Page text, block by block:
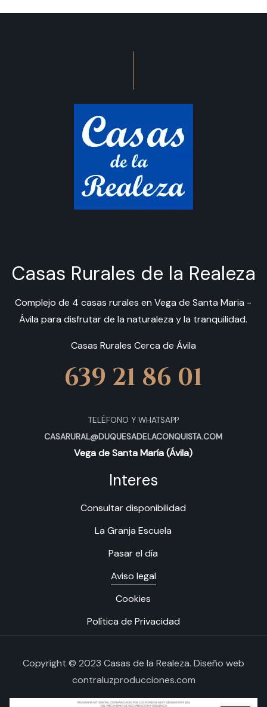
Casas Rurales de la Realeza
Complejo de 4 casas rurales en Vega de Santa Maria -
Ávila para disfrutar de la naturaleza y la tranquilidad.
Casas Rurales Cerca de Ávila
639 21 86 01
TELÉFONO Y WHATSAPP
CASARURAL@DUQUESADELACONQUISTA.COM
Vega de Santa María (Ávila)
Interes
Consultar disponibilidad
La Granja Escuela
Pasar el día
Aviso legal
Cookies
Política de Privacidad
Copyright © 2023 Casas de la Realeza. Diseño web
contraluzproducciones.com